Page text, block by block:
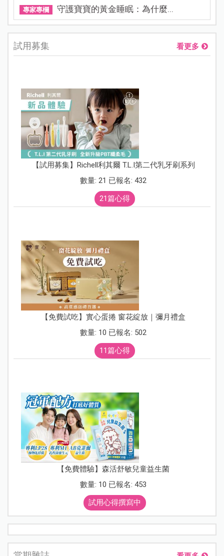
專家專欄 守護寶寶的黃金睡眠：為什麼...
試用募集 看更多
【試用募集】Richell利其爾 T.L.I第二代乳牙刷系列
數量: 21 已報名: 432
21篇心得
【免費試吃】實心蛋捲 窗花綻放｜彌月禮盒
數量: 10 已報名: 502
11篇心得
【免費體驗】森活舒敏兒童益生菌
數量: 10 已報名: 453
試用心得撰寫中